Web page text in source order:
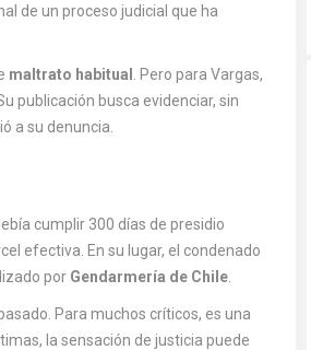
de un proceso judicial que ha
maltrato habitual
. Pero para Vargas,
publicación busca evidenciar, sin
a su denuncia.
cumplir 300 días de presidio
efectiva. En su lugar, el condenado
por Gendarmería de Chile
Para muchos críticos, es una
la sensación de justicia puede